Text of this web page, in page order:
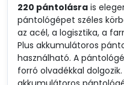
220 pántolásra is
pántológépet széles
az acél, a logisztika, a
Plus akkumulátoros
használható. A
forró olvadékkal